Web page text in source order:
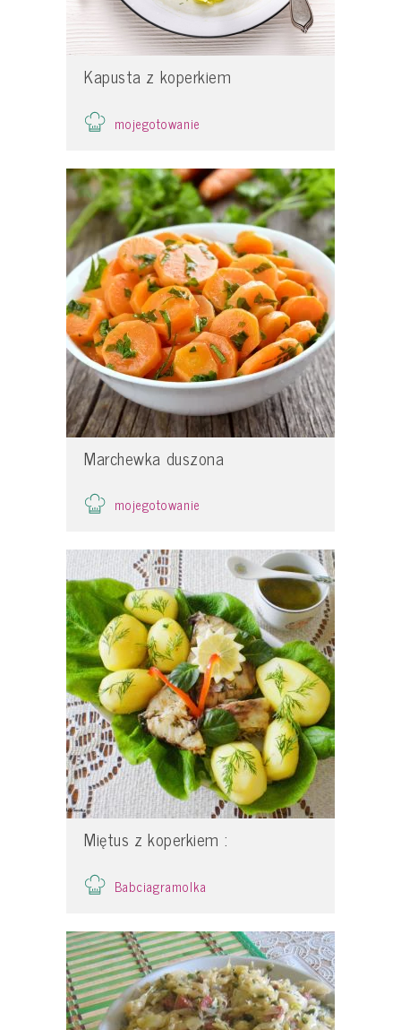
Kapusta z koperkiem
mojegotowanie
Marchewka duszona
mojegotowanie
Miętus z koperkiem :
Babciagramolka